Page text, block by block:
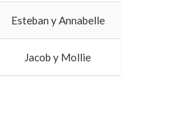
Esteban y Annabelle
Jacob y Mollie